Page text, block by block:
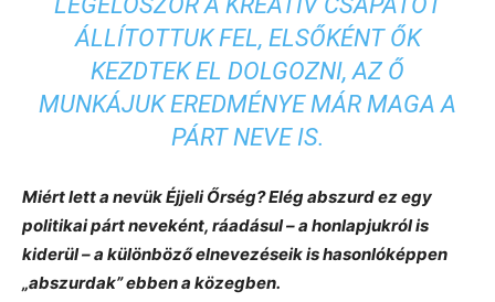
ÁLLÍTOTTUK FEL, ELSŐKÉNT ŐK
KEZDTEK EL DOLGOZNI, AZ Ő
MUNKÁJUK EREDMÉNYE MÁR MAGA A
PÁRT NEVE IS.
Miért lett a nevük Éjjeli Őrség? Elég abszurd ez egy
politikai párt neveként, ráadásul – a honlapjukról is
kiderül – a különböző elnevezéseik is hasonlóképpen
„abszurdak” ebben a közegben.